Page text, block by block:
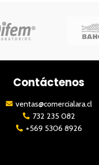
Contáctenos
ventas@comercialara.cl
732 235 082
+569 5306 8926